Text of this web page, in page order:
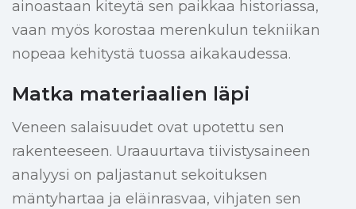
ainoastaan kiteytä sen paikkaa historiassa,
vaan myös korostaa merenkulun tekniikan
nopeaa kehitystä tuossa aikakaudessa.
Matka materiaalien läpi
Veneen salaisuudet ovat upotettu sen
rakenteeseen. Uraauurtava tiivistysaineen
analyysi on paljastanut sekoituksen
mäntyhartaa ja eläinrasvaa, vihjaten sen